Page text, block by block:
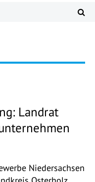
Landrat
Niedersachsen